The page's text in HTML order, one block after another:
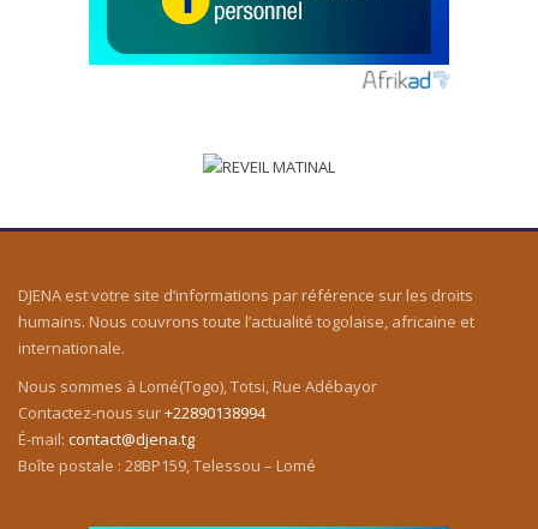
DJENA est votre site d’informations par référence sur les droits
humains. Nous couvrons toute l’actualité togolaise, africaine et
internationale.
Nous sommes à Lomé(Togo), Totsi, Rue Adébayor
Contactez-nous sur+22890138994
É-mail: contact@djena.tg
Boîte postale : 28BP159, Telessou – Lomé